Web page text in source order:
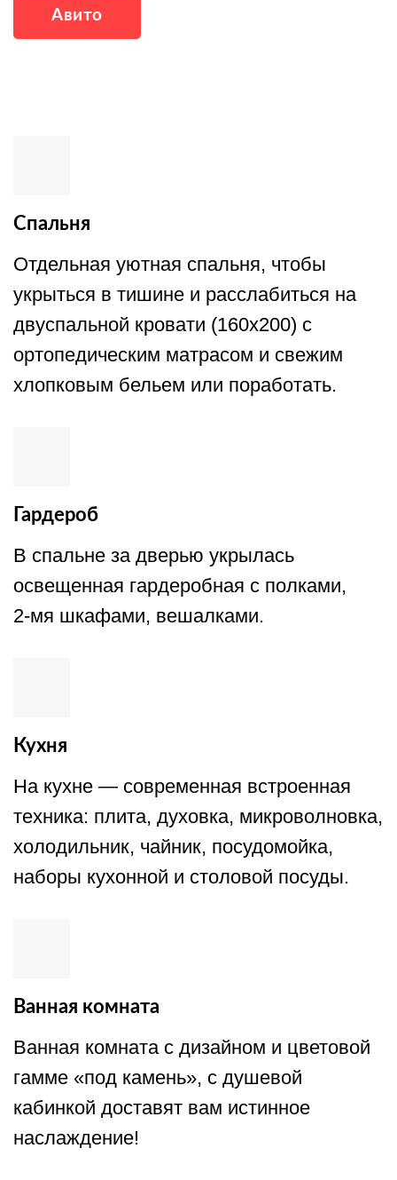
Авито
Спальня
Отдельная уютная спальня, чтобы
укрыться в тишине и расслабиться на
двуспальной кровати (160х200) с
ортопедическим матрасом и свежим
хлопковым бельем или поработать.
Гардероб
В спальне за дверью укрылась
освещенная гардеробная с полками,
2-мя шкафами, вешалками.
Кухня
На кухне — современная встроенная
техника: плита, духовка, микроволновка,
холодильник, чайник, посудомойка,
наборы кухонной и столовой посуды.
Ванная комната
Ванная комната с дизайном и цветовой
гамме «под камень», с душевой
кабинкой доставят вам истинное
наслаждение!